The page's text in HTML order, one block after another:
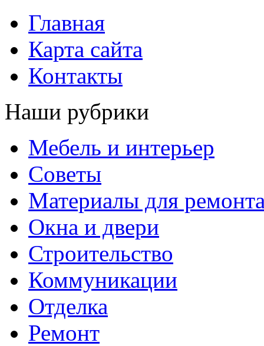
Главная
Карта сайта
Контакты
Наши рубрики
Мебель и интерьер
Советы
Материалы для
Окна и двери
Строительство
Коммуникации
Отделка
Ремонт